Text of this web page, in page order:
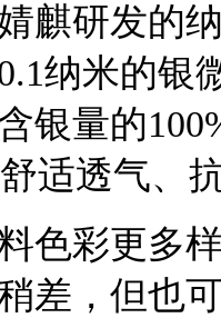
麒研发的
纳米的银
银量的
适透气、
彩更多样
差，但也